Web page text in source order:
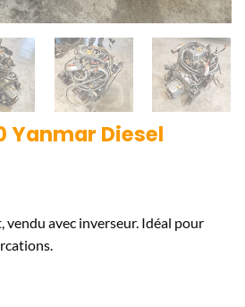
Yanmar Diesel
avec inverseur. Idéal pour